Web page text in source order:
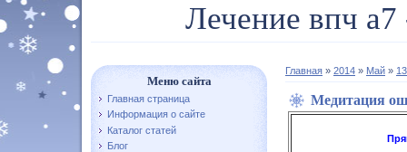
Лечение впч
Меню сайта
Главная страница
Информация о сайте
Каталог статей
Блог
Главная » 2014 » Май » 13
Медитация